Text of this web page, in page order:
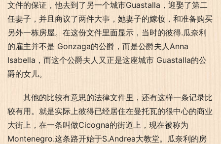
文件的保证，他去到了另一个城市Guastalla，迎娶了第二
任妻子，并且商议了两件大事，她妻子的嫁妆，和准备购买
另外一栋房屋。在这份文件里面显示，当时的彼得.瓜奈利
的雇主并不是 Gonzaga的公爵，而是公爵夫人Anna
Isabella，而这个公爵夫人又正是这座城市 Guastalla的公
爵的女儿。
其他的比较有意思的法律文件里，还有这样一条记录比
较有用。就是实际上彼得已经居住在曼托瓦的很中心的商业
大街上，在一条叫做Cicogna的街道上，现在被称为
Montenegro.这条路开始于S.Andrea大教堂。瓜奈利的房